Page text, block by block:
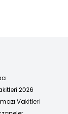
2026
Vakitleri